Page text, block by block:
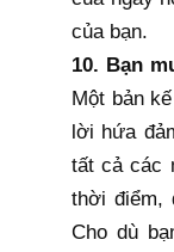
của bạn.
10. Bạn
Một bản
lời hứa
tất cả các
thời điểm,
Cho dù